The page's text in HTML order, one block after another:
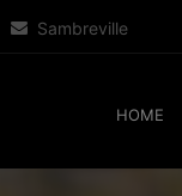
Sambreville
HOME